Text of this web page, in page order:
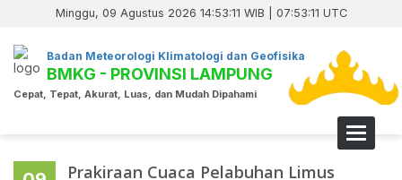
Minggu, 09 Agustus 2026 14:53:11 WIB | 07:53:11 UTC
Badan Meteorologi Klimatologi dan Geofisika
BMKG - PROVINSI LAMPUNG
Cepat, Tepat, Akurat, Luas, dan Mudah Dipahami
Toggle
Prakiraan Cuaca Pelabuhan Limus